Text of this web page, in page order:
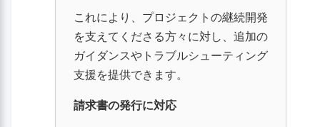
これにより、プロジェクトの継続開発
を支えてくださる方々に対し、追加の
ガイダンスやトラブルシューティング
支援を提供できます。
請求書の発行に対応